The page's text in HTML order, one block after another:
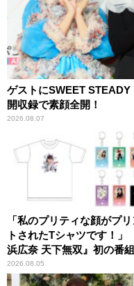
ゲストにSWEET
開収録で素顔全開！
2026.08.07
「私のプリティな顔がプ
トされたTシャツです！」
浜広奈 天下無双』初の番
ッズ発売
2026.08.05